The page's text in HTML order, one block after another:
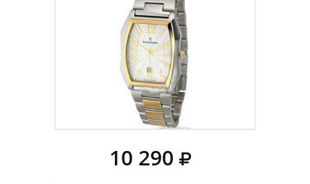
10 290